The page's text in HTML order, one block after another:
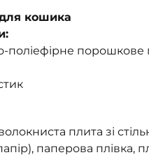
кошика
поліефірне порошкове
плита зі
паперова плівка,